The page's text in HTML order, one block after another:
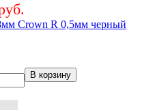
Crown R 0,5мм черный
В корзину